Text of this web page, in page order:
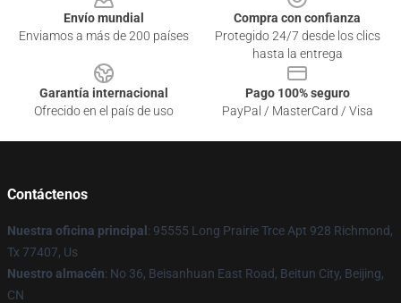
Envío mundial
Enviamos a más de 200 países
Compra con confianza
Protegido 24/7 desde los clics
hasta la entrega
Garantía internacional
Ofrecido en el país de uso
Pago 100% seguro
PayPal / MasterCard / Visa
Contáctenos
Nuestra oficina principal : 95555 Long Prairie Trce Apt 928 Richmond,
Tx 77407, Us
Nuestro almacén: No 36, Beisanhuan East Road, Beitun City, Beijing,
CN